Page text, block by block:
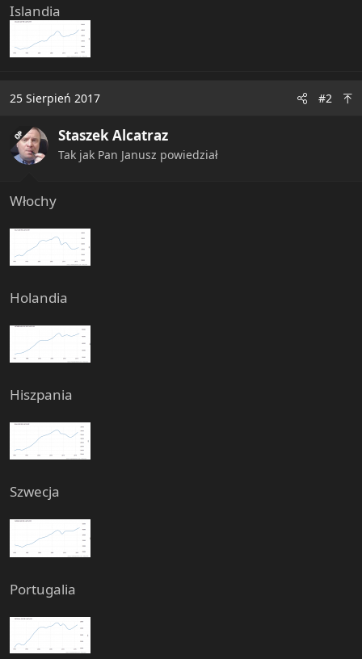
Islandia
25 Sierpień 2017 #2
OP Staszek Alcatraz
Tak jak Pan Janusz powiedział
Włochy
Holandia
Hiszpania
Szwecja
Portugalia